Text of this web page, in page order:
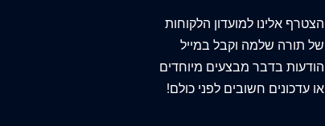
הצטרף אלינו למועדון הלקוחות
של תורה שלמה וקבל במייל
הודעות בדבר מבצעים מיוחדים
או עדכונים חשובים לפני כולם!